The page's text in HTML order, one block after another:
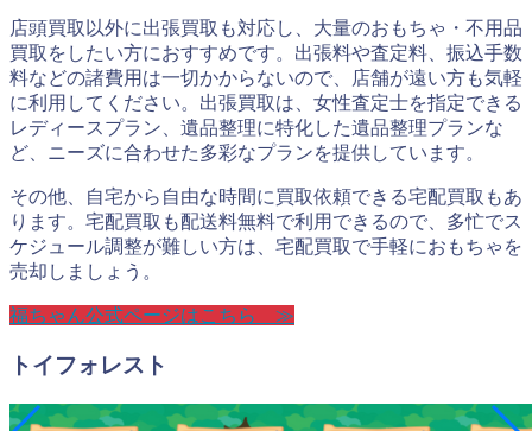
店頭買取以外に出張買取も対応し、大量のおもちゃ・不用品
買取をしたい方におすすめです。出張料や査定料、振込手数
料などの諸費用は一切かからないので、店舗が遠い方も気軽
に利用してください。出張買取は、女性査定士を指定できる
レディースプラン、遺品整理に特化した遺品整理プランな
ど、ニーズに合わせた多彩なプランを提供しています。
その他、自宅から自由な時間に買取依頼できる宅配買取もあ
ります。宅配買取も配送料無料で利用できるので、多忙でス
ケジュール調整が難しい方は、宅配買取で手軽におもちゃを
売却しましょう。
福ちゃん公式ページはこちら ≫
トイフォレスト